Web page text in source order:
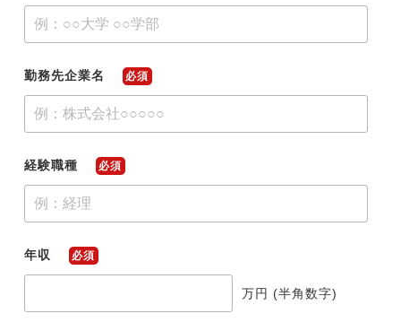
勤務先企業名 必須
経験職種 必須
年収 必須
万円 (半角数字)